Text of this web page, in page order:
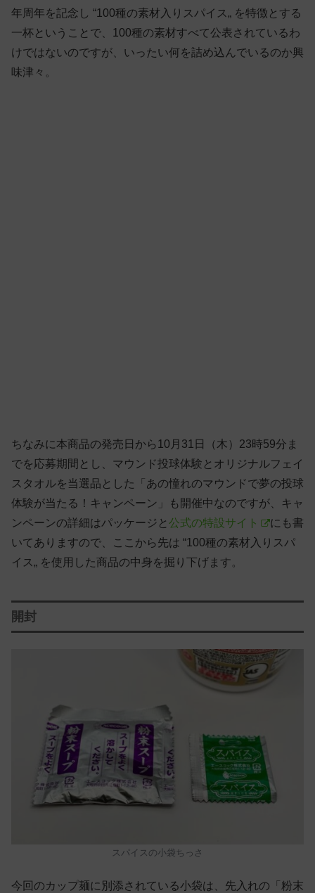
年周年を記念し “100種の素材入りスパイス„ を特徴とする
一杯ということで、100種の素材すべて公表されているわ
けではないのですが、いったい何を詰め込んでいるのか興
味津々。
ちなみに本商品の発売日から10月31日（木）23時59分ま
でを応募期間とし、マウンド投球体験とオリジナルフェイ
スタオルを当選品とした「あの憧れのマウンドで夢の投球
体験が当たる！キャンペーン」も開催中なのですが、キャ
ンペーンの詳細はパッケージと 公式の特設サイト
にも書
いてありますので、ここから先は “100種の素材入りスパ
イス„ を使用した商品の中身を掘り下げます。
開封
スパイスの小袋ちっさ
今回のカップ麺に別添されている小袋は、先入れの「粉末